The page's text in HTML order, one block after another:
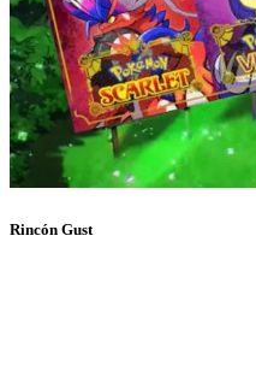
Rincón Gust